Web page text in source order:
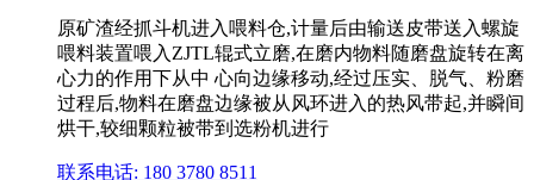
原矿渣经抓斗机进入喂料仓,计量后由输送皮带送入螺旋
喂料装置喂入ZJTL辊式立磨,在磨内物料随磨盘旋转在离
心力的作用下从中 心向边缘移动,经过压实、脱气、粉磨
过程后,物料在磨盘边缘被从风环进入的热风带起,并瞬间
烘干,较细颗粒被带到选粉机进行
联系电话: 180 3780 8511